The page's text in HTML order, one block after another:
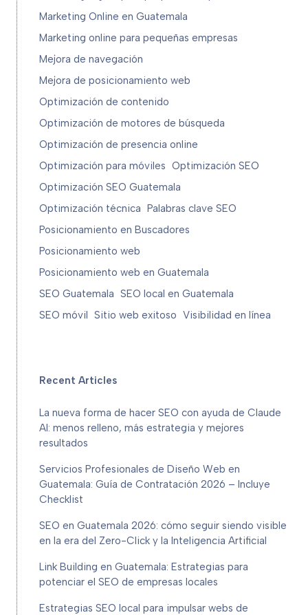
Marketing Online en Guatemala
Marketing online para pequeñas empresas
Mejora de navegación
Mejora de posicionamiento web
Optimización de contenido
Optimización de motores de búsqueda
Optimización de presencia online
Optimización para móviles Optimización SEO
Optimización SEO Guatemala
Optimización técnica Palabras clave SEO
Posicionamiento en Buscadores
Posicionamiento web
Posicionamiento web en Guatemala
SEO Guatemala SEO local en Guatemala
SEO móvil Sitio web exitoso Visibilidad en línea
Recent Articles
La nueva forma de hacer SEO con ayuda de Claude
AI: menos relleno, más estrategia y mejores
resultados
Servicios Profesionales de Diseño Web en
Guatemala: Guía de Contratación 2026 – Incluye
Checklist
SEO en Guatemala 2026: cómo seguir siendo visible
en la era del Zero-Click y la Inteligencia Artificial
Link Building en Guatemala: Estrategias para
potenciar el SEO de empresas locales
Estrategias SEO local para impulsar webs de